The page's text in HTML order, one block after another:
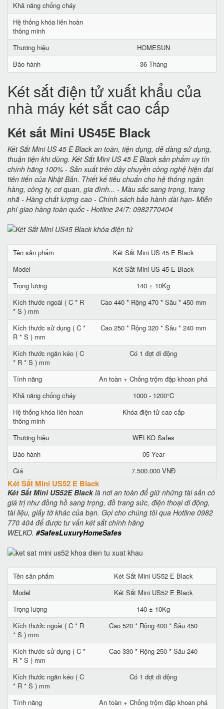
Khả năng chống cháy
Hệ thống khóa liên hoàn
thông minh
Thương hiệu
HOMESUN
Bảo hành
36 Tháng
Két sắt điện tử xuất khẩu của
nhà máy két sắt cao cấp
Két sắt Mini US45E Black
Két Sắt Mini US 45 E Black an toàn, tiện dụng, dễ dàng sử dụng,
thuận tiện khi dùng. Két Sắt Mini US 45 E Black sản phẩm uy tín
chính hãng 100% - Sản xuất trên dây chuyền công nghệ hiện đại
tiên tiến của Nhật Bản. Thiết kế tiêu chuẩn cho hệ thống ngân
hàng, công ty, cơ quan, gia đình... - Màu sắc sang trọng, trang
nhã - Hàng chất lượng cao - Chính sách bảo hành dài hạn- Miễn
phí giao hàng toàn quốc - Hotline 24/7: 0982770404
Tên sản phẩm
Két Sắt Mini US 45 E Black
Model
Két Sắt Mini US 45 E Black
Trọng lượng
140 ± 10Kg
Kích thước ngoài ( C * R
* S ) mm
Cao 440 * Rộng 470 * Sâu * 450 mm
Kích thước sử dụng ( C *
R * S ) mm
Cao 250 * Rộng 320 * Sâu * 240 mm
Kích thước ngăn kéo ( C
* R * S ) mm
Có 1 đợt di động
Tính năng
An toàn + Chống trộm đập khoan phá
Khả năng chống cháy
1000 - 1200°C
Hệ thống khóa liên hoàn
thông minh
Khóa điện tử cao cấp
Thương hiệu
WELKO Safes
Bảo hành
05 Year
Giá
7.500.000 VNĐ
Két Sắt Mini US52 E Black
Két Sắt Mini US52E Blacklà nơi an toàn để giữ những tài sản có
giá trị như đồng hồ sang trọng, đồ trang sức, điện thoại di động,
tài liệu, giấy tờ khác của bạn. Gọi cho chúng tôi qua Hotline 0982
770 404 để được tư vấn két sắt chính hãng
WELKO. #SafesLuxuryHomeSafes
Tên sản phẩm
Két Sắt Mini US52 E Black
Model
Két Sắt Mini US52 E Black
Trọng lượng
140 ± 10Kg
Kích thước ngoài ( C * R
* S ) mm
Cao 520 * Rộng 400 * Sâu 450
Kích thước sử dụng ( C *
R * S ) mm
Cao 330 * Rộng 250 * Sâu 240
Kích thước ngăn kéo ( C
* R * S ) mm
Có 1 đợt di động
Tính năng An toàn + Chống trộm đập khoan phá